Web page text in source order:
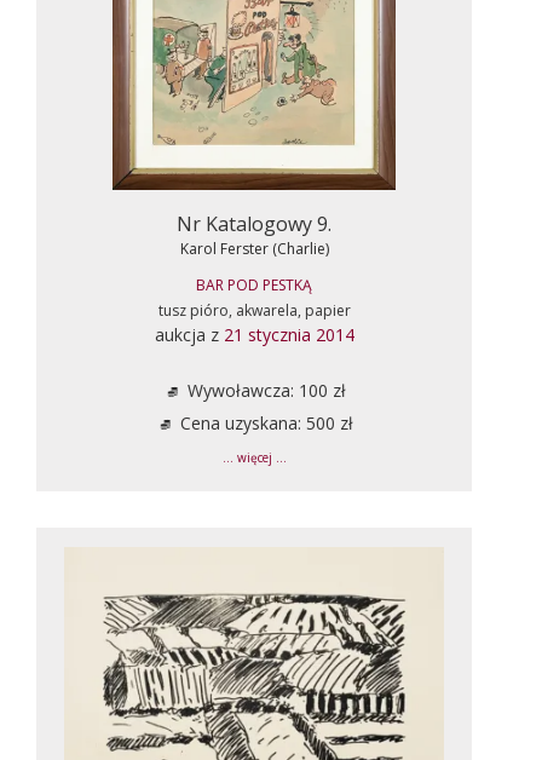
Nr Katalogowy 9.
Karol Ferster (Charlie)
BAR POD PESTKĄ
tusz pióro, akwarela, papier
aukcja z 21 stycznia 2014
Wywoławcza: 100 zł
Cena uzyskana: 500 zł
... więcej ...